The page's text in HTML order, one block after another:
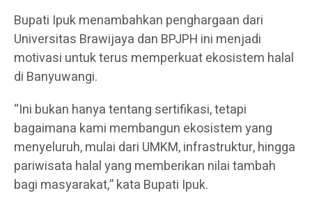
Bupati Ipuk menambahkan penghargaan dari
Universitas Brawijaya dan BPJPH ini menjadi
motivasi untuk terus memperkuat ekosistem halal
di Banyuwangi.
“Ini bukan hanya tentang sertifikasi, tetapi
bagaimana kami membangun ekosistem yang
menyeluruh, mulai dari UMKM, infrastruktur, hingga
pariwisata halal yang memberikan nilai tambah
bagi masyarakat,” kata Bupati Ipuk.